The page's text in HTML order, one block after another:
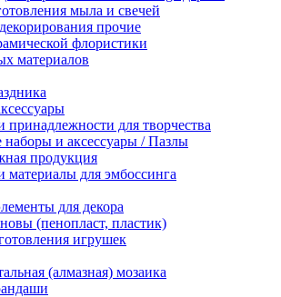
мыла и свечей
прочие
флористики
материалов
для творчества
и аксессуары / Пазлы
продукция
для эмбоссинга
для декора
(пенопласт, пластик)
игрушек
(алмазная) мозаика